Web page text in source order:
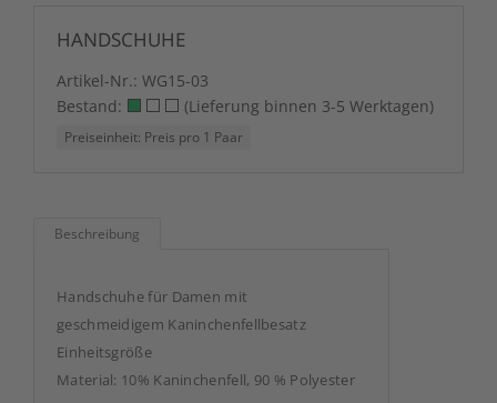
HANDSCHUHE
Artikel-Nr.: WG15-03
Bestand:
(Lieferung binnen 3-5 Werktagen)
Preiseinheit: Preis pro 1 Paar
Beschreibung
Handschuhe für Damen mit
geschmeidigem Kaninchenfellbesatz
Einheitsgröße
Material: 10% Kaninchenfell, 90 % Polyester